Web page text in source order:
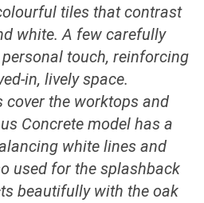
tiles that contrast
white. A few carefully
touch, reinforcing
in, lively space.
cover the worktops and
Concrete model has a
white lines and
used for the splashback
beautifully with the oak